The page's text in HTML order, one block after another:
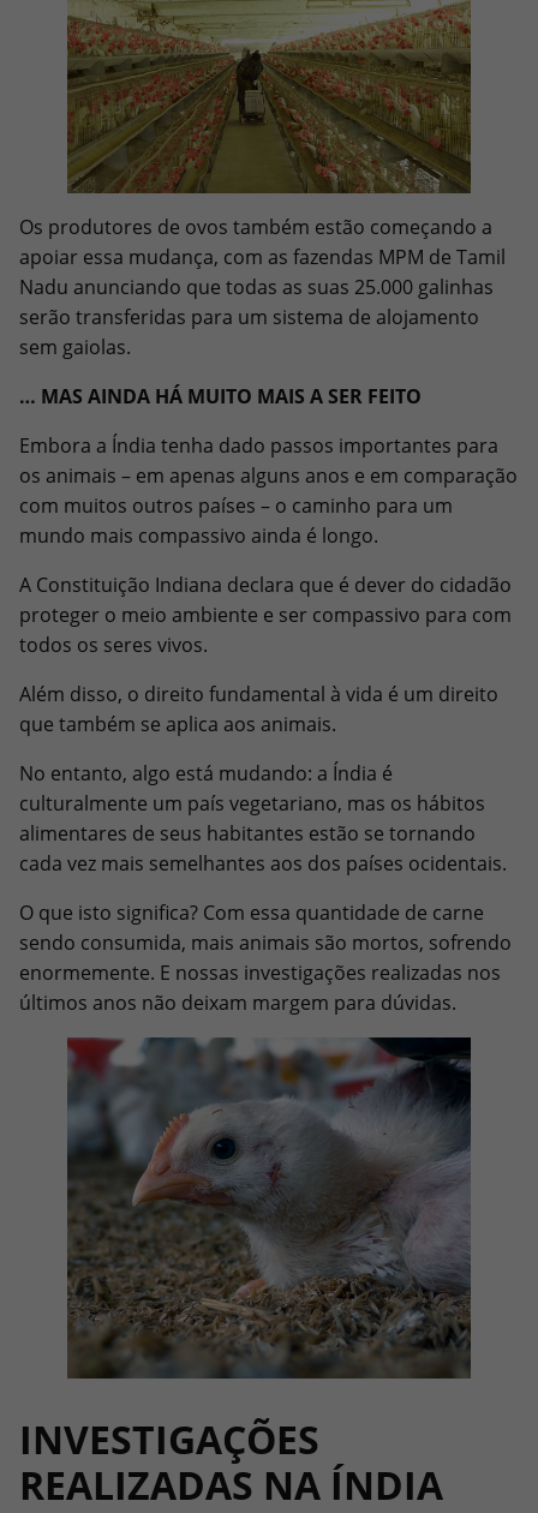
Os produtores de ovos também estão começando a
apoiar essa mudança, com as fazendas MPM de Tamil
Nadu anunciando que todas as suas 25.000 galinhas
serão transferidas para um sistema de alojamento
sem gaiolas.
… MAS AINDA HÁ MUITO MAIS A SER FEITO
Embora a Índia tenha dado passos importantes para
os animais – em apenas alguns anos e em comparação
com muitos outros países – o caminho para um
mundo mais compassivo ainda é longo.
A Constituição Indiana declara que é dever do cidadão
proteger o meio ambiente e ser compassivo para com
todos os seres vivos.
Além disso, o direito fundamental à vida é um direito
que também se aplica aos animais.
No entanto, algo está mudando: a Índia é
culturalmente um país vegetariano, mas os hábitos
alimentares de seus habitantes estão se tornando
cada vez mais semelhantes aos dos países ocidentais.
O que isto significa? Com essa quantidade de carne
sendo consumida, mais animais são mortos, sofrendo
enormemente. E nossas investigações realizadas nos
últimos anos não deixam margem para dúvidas.
INVESTIGAÇÕES
REALIZADAS NA ÍNDIA